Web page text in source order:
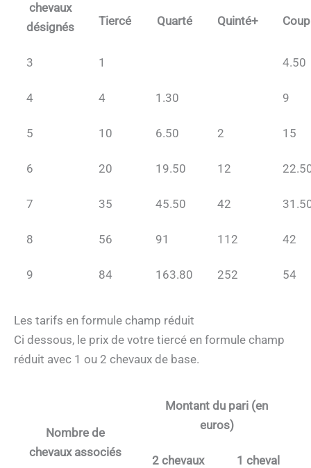
chevaux
désignés
Tiercé Quarté Quinté+
3 1 4.50
4 4 1.30 9
5 10 6.50 2 15
6 20 19.50 12
7 35 45.50 42
8 56 91 112 42
9 84 163.80 252 54
Les tarifs en formule champ réduit
Ci dessous, le prix de votre tiercé en formule champ
réduit avec 1 ou 2 chevaux de base.
Nombre de
chevaux associés
Montant du pari (en
euros)
2 chevaux
1 cheval